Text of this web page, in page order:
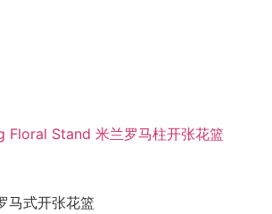
Floral Stand 米兰罗马柱开张花篮
马式开张花篮